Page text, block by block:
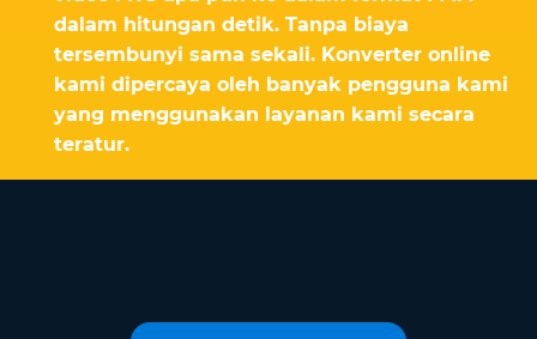
dalam hitungan detik. Tanpa biaya
tersembunyi sama sekali. Konverter online
kami dipercaya oleh banyak pengguna kami
yang menggunakan layanan kami secara
teratur.